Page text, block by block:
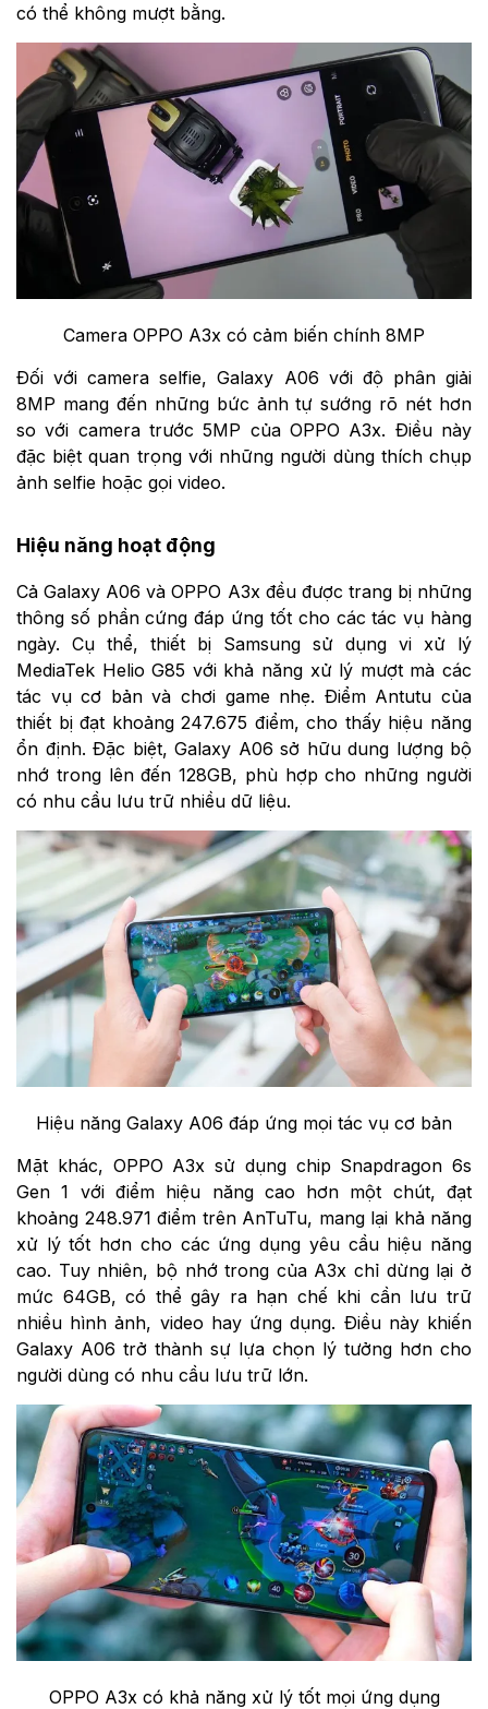
có thể không mượt bằng.
Camera OPPO A3x có cảm biến chính 8MP
Đối với camera selfie, Galaxy A06 với độ phân giải
8MP mang đến những bức ảnh tự sướng rõ nét hơn
so với camera trước 5MP của OPPO A3x. Điều này
đặc biệt quan trọng với những người dùng thích chụp
ảnh selfie hoặc gọi video.
Hiệu năng hoạt động
Cả Galaxy A06 và OPPO A3x đều được trang bị những
thông số phần cứng đáp ứng tốt cho các tác vụ hàng
ngày. Cụ thể, thiết bị Samsung sử dụng vi xử lý
MediaTek Helio G85 với khả năng xử lý mượt mà các
tác vụ cơ bản và chơi game nhẹ. Điểm Antutu của
thiết bị đạt khoảng 247.675 điểm, cho thấy hiệu năng
ổn định. Đặc biệt, Galaxy A06 sở hữu dung lượng bộ
nhớ trong lên đến 128GB, phù hợp cho những người
có nhu cầu lưu trữ nhiều dữ liệu.
Hiệu năng Galaxy A06 đáp ứng mọi tác vụ cơ bản
Mặt khác, OPPO A3x sử dụng chip Snapdragon 6s
Gen 1 với điểm hiệu năng cao hơn một chút, đạt
khoảng 248.971 điểm trên AnTuTu, mang lại khả năng
xử lý tốt hơn cho các ứng dụng yêu cầu hiệu năng
cao. Tuy nhiên, bộ nhớ trong của A3x chỉ dừng lại ở
mức 64GB, có thể gây ra hạn chế khi cần lưu trữ
nhiều hình ảnh, video hay ứng dụng. Điều này khiến
Galaxy A06 trở thành sự lựa chọn lý tưởng hơn cho
người dùng có nhu cầu lưu trữ lớn.
OPPO A3x có khả năng xử lý tốt mọi ứng dụng